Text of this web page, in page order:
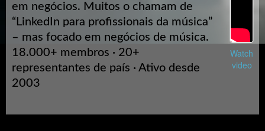
em negócios. Muitos o chamam de
“LinkedIn para profissionais da música”
– mas focado em negócios de música.
18.000+ membros · 20+
representantes de país · Ativo desde
2003
Watch
video